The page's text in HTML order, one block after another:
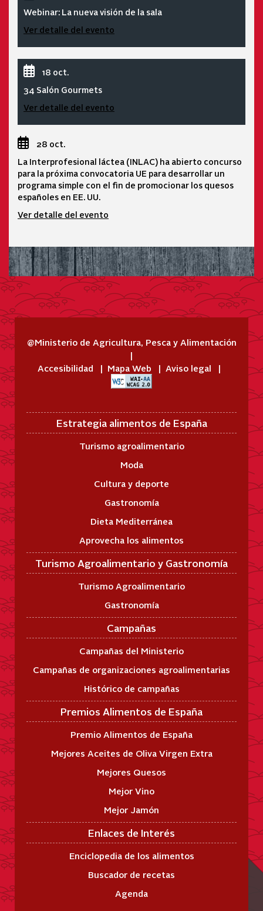
Webinar: La nueva visión de la sala
Ver detalle del evento
18 oct.
34 Salón Gourmets
Ver detalle del evento
28 oct.
La Interprofesional láctea (INLAC) ha abierto concurso
para la próxima convocatoria UE para desarrollar un
programa simple con el fin de promocionar los quesos
españoles en EE. UU.
Ver detalle del evento
@Ministerio de Agricultura, Pesca y Alimentación
Accesibilidad Mapa Web Aviso legal
Estrategia alimentos de España
Turismo agroalimentario
Moda
Cultura y deporte
Gastronomía
Dieta Mediterránea
Aprovecha los alimentos
Turismo Agroalimentario y Gastronomía
Turismo Agroalimentario
Gastronomía
Campañas
Campañas del Ministerio
Campañas de organizaciones agroalimentarias
Histórico de campañas
Premios Alimentos de España
Premio Alimentos de España
Mejores Aceites de Oliva Virgen Extra
Mejores Quesos
Mejor Vino
Mejor Jamón
Enlaces de Interés
Enciclopedia de los alimentos
Buscador de recetas
Agenda